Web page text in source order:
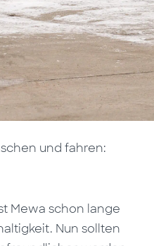
und fahren:
Mewa schon lange
Nun sollten